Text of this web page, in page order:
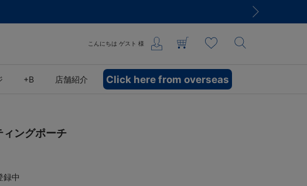
こんにちは ゲスト 様
+B 店舗紹介 Click here from overseas
ィングポーチ
録中